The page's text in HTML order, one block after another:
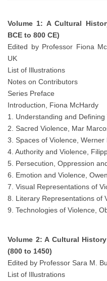
Volume 1: A Cultural
BCE to 800 CE)
Edited by Professor Fiona
UK
List of Illustrations
Notes on Contributors
Series Preface
Introduction, Fiona McHardy
1. Understanding and
2. Sacred Violence, Mar
3. Spaces of Violence, Werner
4. Authority and Violence,
5. Persecution, Oppression
6. Emotion and Violence,
7. Visual Representations of
8. Literary Representations of
9. Technologies of Violence,
Volume 2: A Cultural
(800 to 1450)
Edited by Professor Sara M.
List of Illustrations